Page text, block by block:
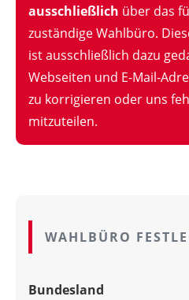
ausschließlich über das
zuständige Wahlbüro.
ist ausschließlich dazu
Webseiten und E-Mail-
zu korrigieren oder uns
mitzuteilen.
WAHLBÜRO
Bundesland